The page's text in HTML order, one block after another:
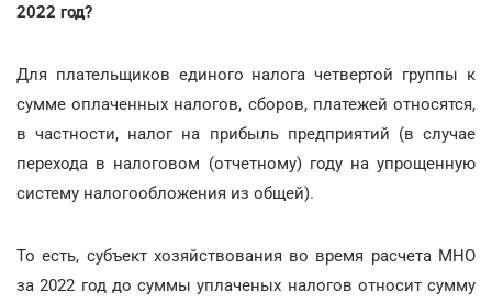
2022 год?
Для плательщиков единого налога четвертой группы к
сумме оплаченных налогов, сборов, платежей относятся,
в частности, налог на прибыль предприятий (в случае
перехода в налоговом (отчетному) году на упрощенную
систему налогообложения из общей).
То есть, субъект хозяйствования во время расчета МНО
за 2022 год до суммы уплаченых налогов относит сумму